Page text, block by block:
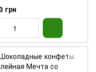
грн